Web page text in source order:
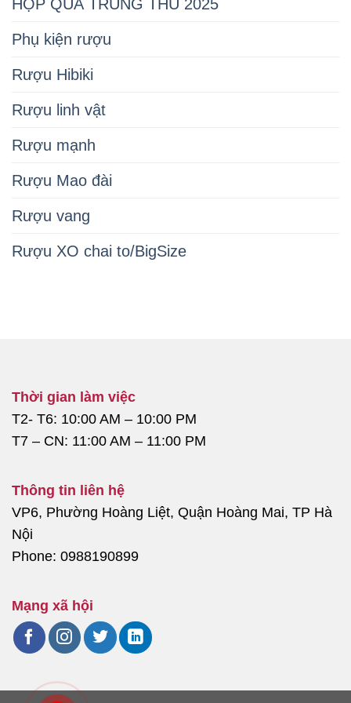
HỘP QUÀ TRUNG THU 2025
Phụ kiện rượu
Rượu Hibiki
Rượu linh vật
Rượu mạnh
Rượu Mao đài
Rượu vang
Rượu XO chai to/BigSize
Thời gian làm việc
T2- T6: 10:00 AM – 10:00 PM
T7 – CN: 11:00 AM – 11:00 PM
Thông tin liên hệ
VP6, Phường Hoàng Liệt, Quận Hoàng Mai, TP Hà
Nội
Phone: 0988190899
Mạng xã hội